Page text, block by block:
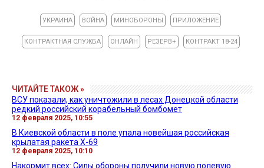
УКРАИНА ВОЙНА МИНОБОРОНЫ ПРИЛОЖЕНИЕ
КОНТРАКТНАЯ СЛУЖБА ОНЛАЙН РЕЗЕРВ+ КОНТРАКТ 18-24
ЧИТАЙТЕ ТАКОЖ »
ВСУ показали, как уничтожили в лесах Донецкой области
редкий российский корабельный бомбомет
12 февраля 2025, 10:55
В Киевской области в поле упала новейшая российская
крылатая ракета Х-69
12 февраля 2025, 10:10
Накормит всех: Силы обороны получили новую полевую